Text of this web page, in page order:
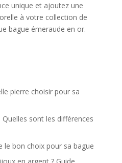
unique et ajoutez une
à votre collection de
bague émeraude en or.
pierre choisir pour sa
sont les différences
le bon choix pour sa bague